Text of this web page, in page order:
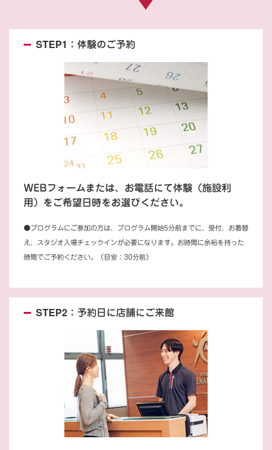
STEP1：体験のご予約
WEBフォームまたは、お電話にて体験（施設利
用）をご希望日時をお選びください。
●プログラムにご参加の方は、プログラム開始5分前までに、受付、お着替
え、スタジオ入場チェックインが必要になります。お時間に余裕を持った
時間でご予約ください。（目安：30分前）
STEP2：予約日に店舗にご来館